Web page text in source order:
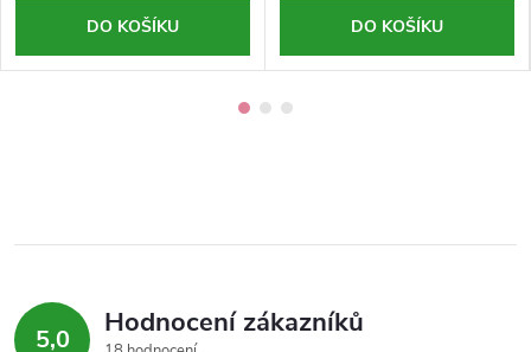
DO KOŠÍKU DO KOŠÍKU
5,0 Hodnocení zákazníků